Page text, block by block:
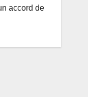
accord de